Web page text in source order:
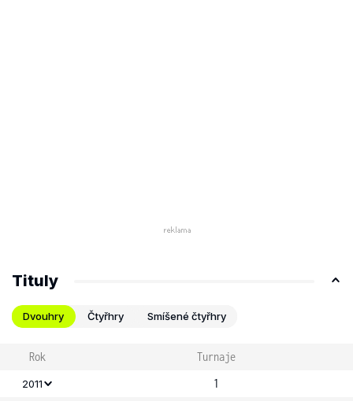
Tituly
Dvouhry Čtyřhry Smíšené čtyřhry
Rok Turnaje
2011 1